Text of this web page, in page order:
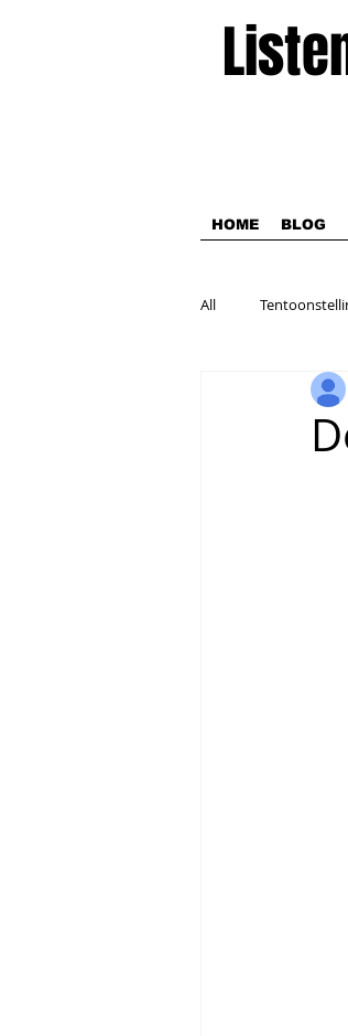
HOME BLOG
All